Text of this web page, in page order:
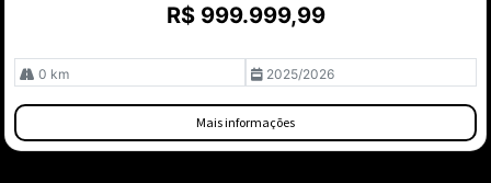
R$ 999.999,99
0 km 2025/2026
Mais informações